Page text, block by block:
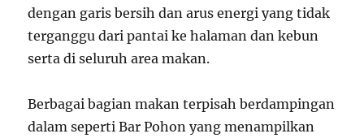
dengan garis bersih dan arus energi yang tidak
terganggu dari pantai ke halaman dan kebun
serta di seluruh area makan.
Berbagai bagian makan terpisah berdampingan
dalam seperti Bar Pohon yang menampilkan